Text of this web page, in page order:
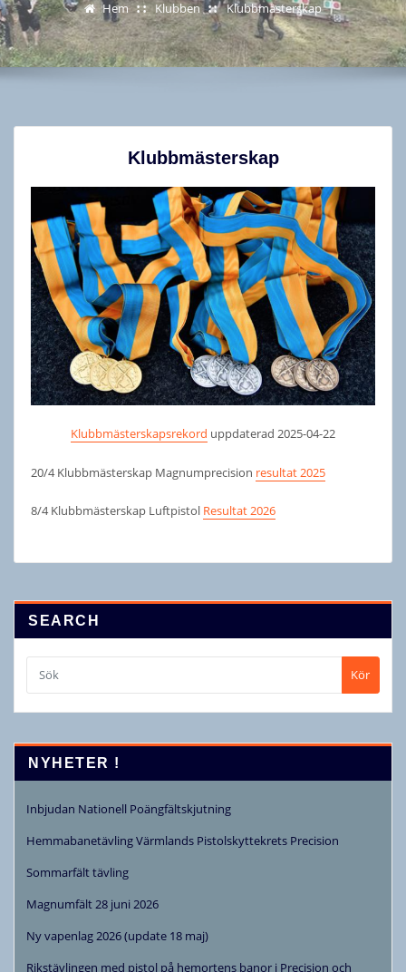
Hem Klubben Klubbmästerskap
Klubbmästerskap
Klubbmästerskapsrekord uppdaterad 2025-04-22
20/4 Klubbmästerskap Magnumprecision resultat 2025
8/4 Klubbmästerskap Luftpistol Resultat 2026
SEARCH
Kör
NYHETER !
Inbjudan Nationell Poängfältskjutning
Hemmabanetävling Värmlands Pistolskyttekrets Precision
Sommarfält tävling
Magnumfält 28 juni 2026
Ny vapenlag 2026 (update 18 maj)
Rikstävlingen med pistol på hemortens banor i Precision och